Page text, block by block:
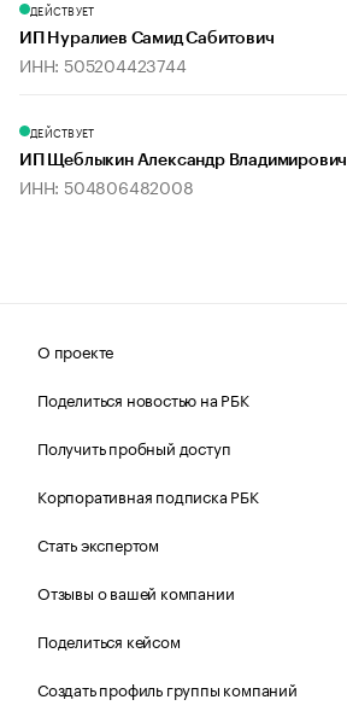
ДЕЙСТВУЕТ
ИП Нуралиев Самид Сабитович
ИНН: 505204423744
ДЕЙСТВУЕТ
ИП Щеблыкин Александр Владимирович
ИНН: 504806482008
О проекте
Поделиться новостью на РБК
Получить пробный доступ
Корпоративная подписка РБК
Стать экспертом
Отзывы о вашей компании
Поделиться кейсом
Создать профиль группы компаний